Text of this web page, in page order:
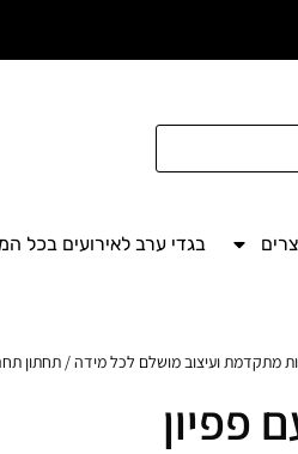
בגדי ערב לאירועים בכל
מתקדמת ועיצוב מושלם לכל מידה/ תחתון
פפיון